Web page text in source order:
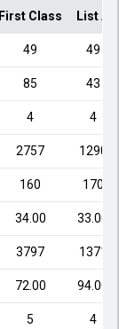
First Class List A
49 49
85 43
4 4
2757 1290
160 170
34.00 33.00
3797 1371
72.00 94.00
5 4